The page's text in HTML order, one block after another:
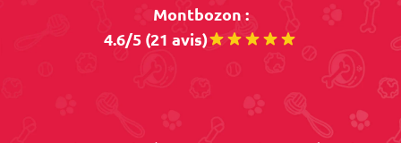
Montbozon :
4.6/5 (21 avis)